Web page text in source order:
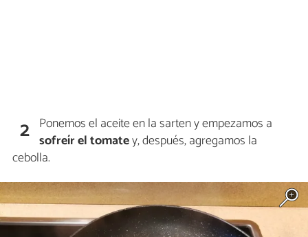
2 Ponemos el aceite en la sarten y empezamos a
sofreír el tomatey, después, agregamos la
cebolla.